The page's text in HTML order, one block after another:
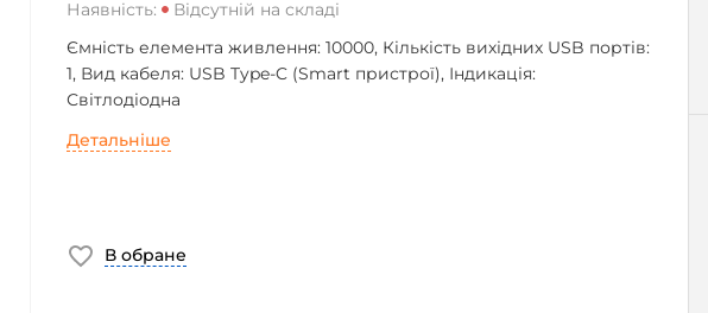
Наявність:
Відсутній на складі
Ємність елемента живлення: 10000, Кількість вихідних USB портів:
1, Вид кабеля: USB Type-C (Smart пристрої), Індикація:
Світлодіодна
Детальніше
В обране